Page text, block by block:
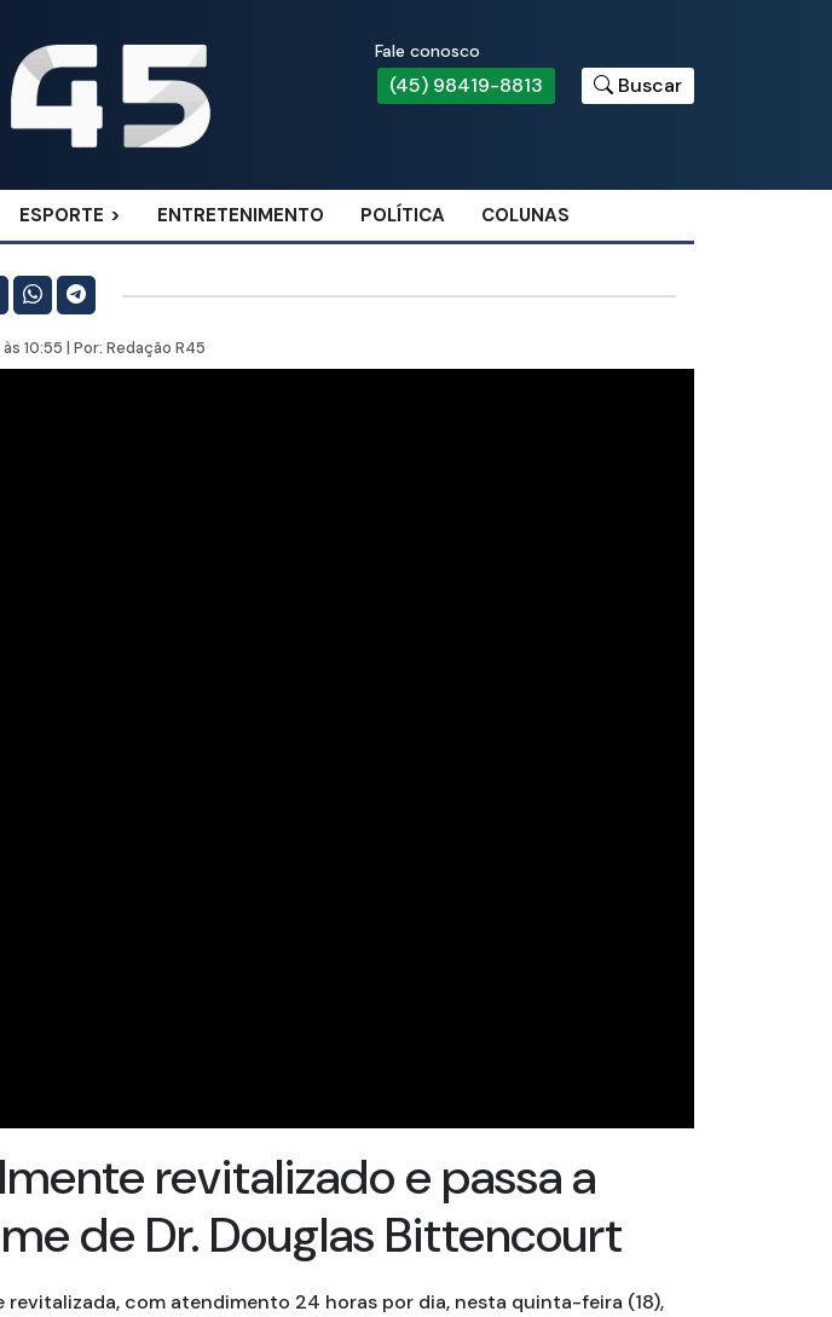
Fale conosco
(45) 98419-8813 Buscar
ESPORTE ENTRETENIMENTO POLÍTICA COLUNAS
às 10:55 | Por: Redação R45
revitalizado e passa a
de Dr. Douglas Bittencourt
com atendimento 24 horas por dia, nesta quinta-feira (18),